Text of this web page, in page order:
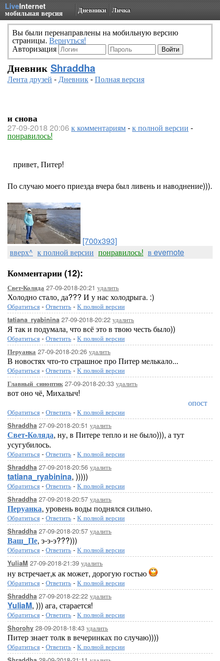
LiveInternet
мобильная версия Дневники Личка
Вы были перенаправлены на мобильную версию
страницы. Вернуться!
Авторизация
Дневник Shraddha
Лента друзей -Дневник-Полная версия
и снова
27-09-2018 20:06 к комментариям-к полной версии -
понравилось!
привет, Питер!
По случаю моего приезда вчера был ливень и наводнение))).
[700x393]
вверх^ к полной версии понравилось! в evernote
Комментарии (12):
Свет-Коляда 27-09-2018-20:21 удалить
Холодно стало, да??? И у нас холодрыга. :)
Обратиться - Ответить - К полной версии
tatiana_ryabinina 27-09-2018-20:22 удалить
Я так и подумала, что всё это в твою честь было))
Обратиться - Ответить - К полной версии
Перуанка 27-09-2018-20:26 удалить
В новостях что-то страшное про Питер мелькало...
Обратиться - Ответить - К полной версии
Главный_синоптик27-09-2018-20:33 удалить
вот оно чё, Михалыч!
Быстропост
Обратиться - Ответить - К полной версии
Shraddha 27-09-2018-20:51 удалить
Свет-Коляда, ну, в Питере тепло и не было))), а тут
усугубилось.
Обратиться - Ответить - К полной версии
Shraddha 27-09-2018-20:56 удалить
tatiana_ryabinina, )))))
Обратиться - Ответить - К полной версии
Shraddha 27-09-2018-20:57 удалить
Перуанка, уровень воды поднялся сильно.
Обратиться - Ответить - К полной версии
Shraddha 27-09-2018-20:57 удалить
Ваш_Пе, э-э-э???)))
Обратиться - Ответить - К полной версии
YuliaM 27-09-2018-21:39 удалить
ну встречает,к ак может, дорогую гостью
Обратиться - Ответить - К полной версии
Shraddha 27-09-2018-22:22 удалить
YuliaM, ))) ага, старается!
Обратиться - Ответить - К полной версии
Shorohy 28-09-2018-18:43 удалить
Питер знает толк в вечеринках по случаю))))
Обратиться - Ответить - К полной версии